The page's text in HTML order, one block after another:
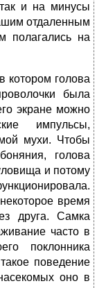
и на минусы
отдаленным
полагались на
котором голова
была
экране можно
импульсы,
мухи. Чтобы
голова
и потому
время
друга. Самка
часто в
поклонника
поведение
оно в